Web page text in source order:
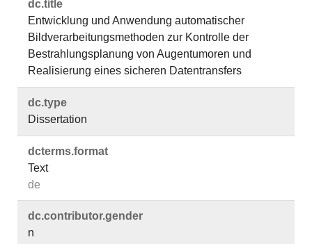
dc.​title
Entwicklung und Anwendung automatischer
Bildverarbeitungsmethoden zur Kontrolle der
Bestrahlungsplanung von Augentumoren und
Realisierung eines sicheren Datentransfers
dc.​type
Dissertation
dcterms.​format
Text
de
dc.​contributor.​gender
n